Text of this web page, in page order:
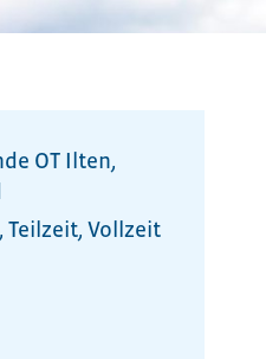
OT Ilten,
,Teilzeit,Vollzeit